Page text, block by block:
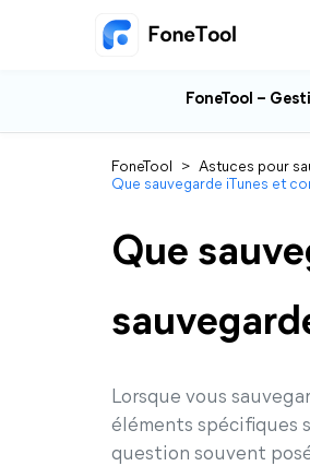
FoneTool –
FoneTool > Astuces pour
Que sauvegarde iTunes et
Que
Lorsque vous
éléments spécifiques
question souvent